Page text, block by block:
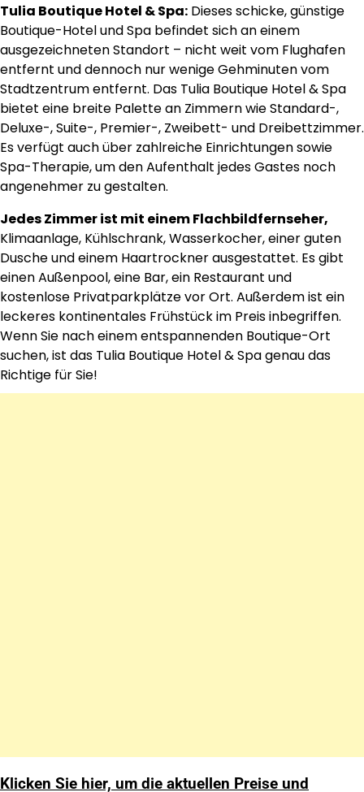
Tulia Boutique Hotel & Spa: Dieses schicke, günstige
Boutique-Hotel und Spa befindet sich an einem
ausgezeichneten Standort – nicht weit vom Flughafen
entfernt und dennoch nur wenige Gehminuten vom
Stadtzentrum entfernt. Das Tulia Boutique Hotel & Spa
bietet eine breite Palette an Zimmern wie Standard-,
Deluxe-, Suite-, Premier-, Zweibett- und Dreibettzimmer.
Es verfügt auch über zahlreiche Einrichtungen sowie
Spa-Therapie, um den Aufenthalt jedes Gastes noch
angenehmer zu gestalten.
Jedes Zimmer ist mit einem Flachbildfernseher,
Klimaanlage, Kühlschrank, Wasserkocher, einer guten
Dusche und einem Haartrockner ausgestattet. Es gibt
einen Außenpool, eine Bar, ein Restaurant und
kostenlose Privatparkplätze vor Ort. Außerdem ist ein
leckeres kontinentales Frühstück im Preis inbegriffen.
Wenn Sie nach einem entspannenden Boutique-Ort
suchen, ist das Tulia Boutique Hotel & Spa genau das
Richtige für Sie!
Klicken Sie hier, um die aktuellen Preise und